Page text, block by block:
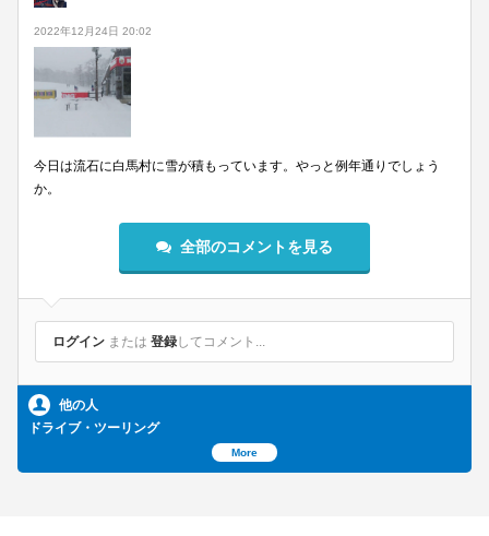
2022年12月24日 20:02
今日は流石に白馬村に雪が積もっています。やっと例年通りでしょう
か。
全部のコメントを見る
ログイン または 登録 してコメント...
他の人
ドライブ・ツーリング
More